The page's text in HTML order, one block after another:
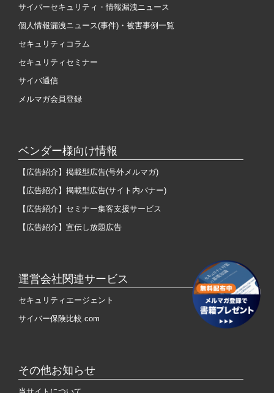
サイバーセキュリティ・情報漏洩ニュース
個人情報漏洩ニュース(事件)・被害事例一覧
セキュリティコラム
セキュリティセミナー
サイバ通信
メルマガ会員登録
ベンダー様向け情報
【広告紹介】掲載型広告(号外メルマガ)
【広告紹介】掲載型広告(サイト内バナー)
【広告紹介】セミナー集客支援サービス
【広告紹介】宣伝し放題広告
運営会社関連サービス
セキュリティエージェント
サイバー保険比較.com
その他お知らせ